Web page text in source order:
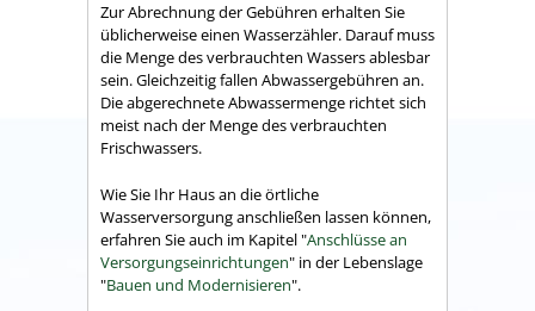
Zur Abrechnung der Gebühren erhalten Sie
üblicherweise einen Wasserzähler. Darauf muss
die Menge des verbrauchten Wassers ablesbar
sein. Gleichzeitig fallen Abwassergebühren an.
Die abgerechnete Abwassermenge richtet sich
meist nach der Menge des verbrauchten
Frischwassers.
Wie Sie Ihr Haus an die örtliche
Wasserversorgung anschließen lassen können,
erfahren Sie auch im Kapitel "Anschlüsse an
Versorgungseinrichtungen" in der Lebenslage
"Bauen und Modernisieren".